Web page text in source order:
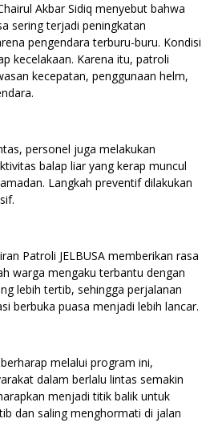
Akbar Sidiq menyebut bahwa
sering terjadi peningkatan
pengendara terburu-buru. Kondisi
kecelakaan. Karena itu, patroli
kecepatan, penggunaan helm,
personel juga melakukan
balap liar yang kerap muncul
Langkah preventif dilakukan
Patroli JELBUSA memberikan rasa
warga mengaku terbantu dengan
lebih tertib, sehingga perjalanan
berbuka puasa menjadi lebih lancar.
melalui program ini,
dalam berlalu lintas semakin
menjadi titik balik untuk
dan saling menghormati di jalan